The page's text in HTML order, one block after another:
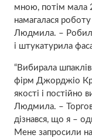
мною, потім мала
намагалася
Людмила. –
і штукатурила
“Вибирала
фірм Джорджіо
якості і постійно
Людмила. –
дізнався, що я –
Мене запросили